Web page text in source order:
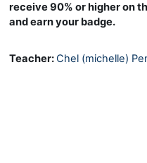
receive 90% or higher on
and earn your badge.
Teacher:Chel (michelle)